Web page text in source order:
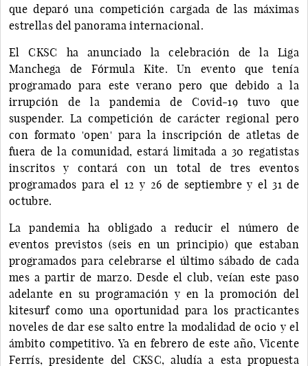
que deparó una competición cargada de las máximas
estrellas del panorama internacional.
El CKSC ha anunciado la celebración de la Liga
Manchega de Fórmula Kite. Un evento que tenía
programado para este verano pero que debido a la
irrupción de la pandemia de Covid-19 tuvo que
suspender. La competición de carácter regional pero
con formato 'open' para la inscripción de atletas de
fuera de la comunidad, estará limitada a 30 regatistas
inscritos y contará con un total de tres eventos
programados para el 12 y 26 de septiembre y el 31 de
octubre.
La pandemia ha obligado a reducir el número de
eventos previstos (seis en un principio) que estaban
programados para celebrarse el último sábado de cada
mes a partir de marzo. Desde el club, veían este paso
adelante en su programación y en la promoción del
kitesurf como una oportunidad para los practicantes
noveles de dar ese salto entre la modalidad de ocio y el
ámbito competitivo. Ya en febrero de este año, Vicente
Ferrís, presidente del CKSC, aludía a esta propuesta